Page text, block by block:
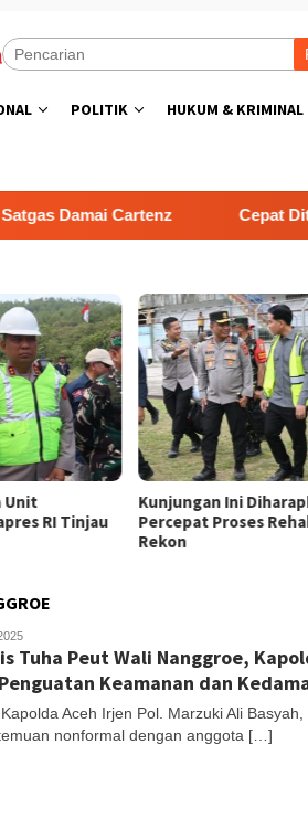
POLITIK HUKUM & KRIMINAL
Damai Cartenz Cepat
Unit
RI Tinjau
Kunjungan Ini
Percepat Proses
Rekon
Tuha Peut Wali Nanggroe,
Keamanan dan
Aceh Irjen Pol. Marzuki Ali Basyah,
nonformal dengan anggota […]